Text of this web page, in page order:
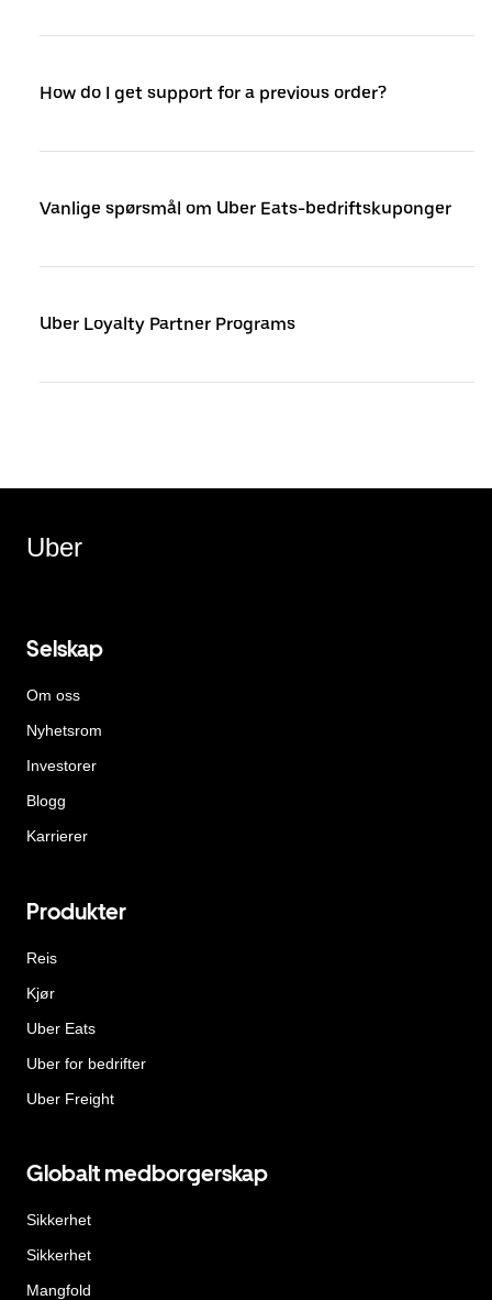
How do I get support for a previous order?
Vanlige spørsmål om Uber Eats-bedriftskuponger
Uber Loyalty Partner Programs
Uber
Selskap
Om oss
Nyhetsrom
Investorer
Blogg
Karrierer
Produkter
Reis
Kjør
Uber Eats
Uber for bedrifter
Uber Freight
Globalt medborgerskap
Sikkerhet
Sikkerhet
Mangfold